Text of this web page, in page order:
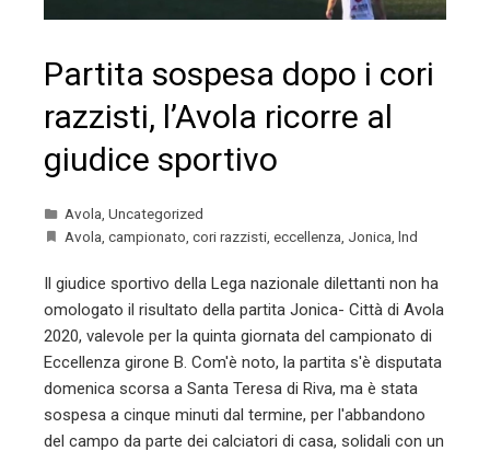
Partita sospesa dopo i cori
razzisti, l’Avola ricorre al
giudice sportivo
Avola Uncategorized
Avola campionato cori razzisti eccellenza Jonica lnd
Il giudice sportivo della Lega nazionale dilettanti non ha
omologato il risultato della partita Jonica- Città di Avola
2020, valevole per la quinta giornata del campionato di
Eccellenza girone B. Com'è noto, la partita s'è disputata
domenica scorsa a Santa Teresa di Riva, ma è stata
sospesa a cinque minuti dal termine, per l'abbandono
del campo da parte dei calciatori di casa, solidali con un